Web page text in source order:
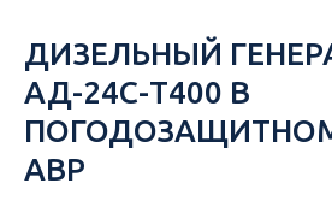
ДИЗЕЛЬНЫЙ
АД-24С-Т400 В
АВР